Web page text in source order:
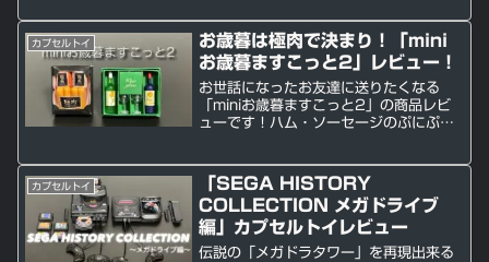
カプセルトイ
お歳暮は極肉で決まり！「mini
お歳暮ますこっと2」レビュー！
お世話になったお友達に送りたくなる
「miniお歳暮ますこっと2」の商品レビ
ューです！ハム・ソーセージのぷにぷに
カプセルトイ
「SEGA HISTORY
COLLECTION メガドライブ
編」カプセルトイレビュー
伝説の「メガドラタワー」を再現出来る